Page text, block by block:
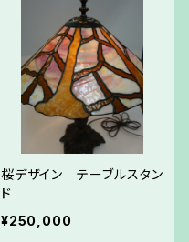
桜デザイン テーブルスタン
ド
¥250,000